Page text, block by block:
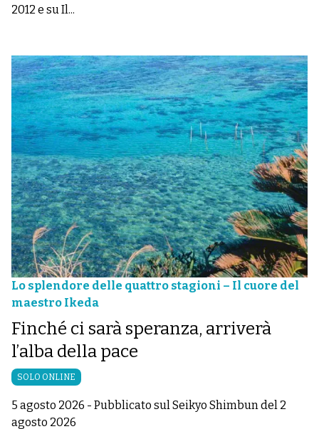
2012 e su Il...
Lo splendore delle quattro stagioni – Il cuore del
maestro Ikeda
Finché ci sarà speranza, arriverà
l’alba della pace
SOLO ONLINE
5 agosto 2026 - Pubblicato sul Seikyo Shimbun del 2
agosto 2026